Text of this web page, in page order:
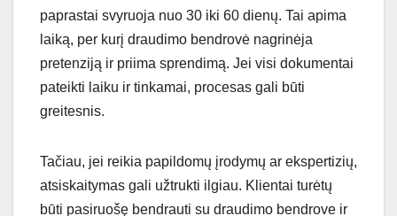
paprastai svyruoja nuo 30 iki 60 dienų. Tai apima
laiką, per kurį draudimo bendrovė nagrinėja
pretenziją ir priima sprendimą. Jei visi dokumentai
pateikti laiku ir tinkamai, procesas gali būti
greitesnis.
Tačiau, jei reikia papildomų įrodymų ar ekspertizių,
atsiskaitymas gali užtrukti ilgiau. Klientai turėtų
būti pasiruošę bendrauti su draudimo bendrove ir